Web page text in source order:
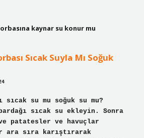
kaynar su konur mu
Sıcak Suyla Mı Soğuk
sıcak su mu soğuk su mu?
sıcak su ekleyin. Sonra
ve patatesler ve havuçlar
ara sıra karıştırarak